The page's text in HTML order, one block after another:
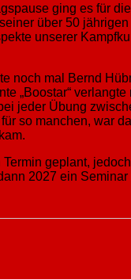
ging es für
über 50
unserer
noch mal Bernd
„Boostar“
jeder Übung
so manchen, war
geplant,
2027 ein